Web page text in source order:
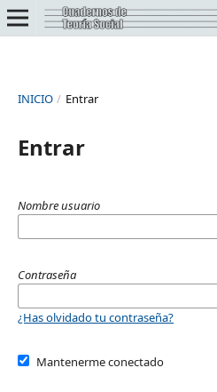
INICIO / Entrar
Entrar
Nombre usuario
Contraseña
¿Has olvidado tu contraseña?
Mantenerme conectado